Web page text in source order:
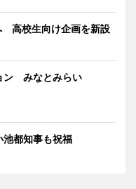
高校生向け企画を新設
ン みなとみらい
都知事も祝福